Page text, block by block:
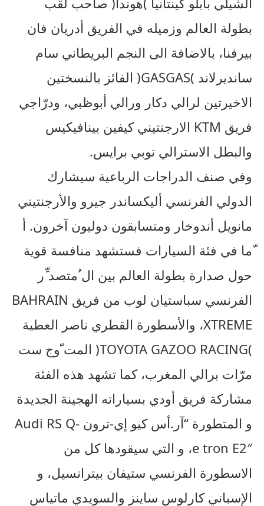
بطولة العالم وزميله في الفريق أدريان فان
بيرفنا، بالاضافة الى النجم البريطاني سام
سانديرلاند )GASGAS( الفائز بالنسختين
الاخيرتين لرالي دكار ورالي أبوظبي، ودرّاجي
فريق KTM الارجنتيني كيفين بينافيكيس
والبطل الاسترالي توبي برايس.
وفي صنف الدراجات الرباعية سيشارك
الدولي الفرنسي أليكساندر جيرو والأرجنتيني
مانويل أندوخار ومتسابقون دوليون آخرون. أ
ّما في فئة السيارات فستشهد منافسة قوية
حول صدارة بطولة العالم بين ال ُمتصد ِّر
الفرنسي سباستيان لوب من فريق BAHRAIN
XTREME، والأسطورة القطري ناصر العطية
)TOYOTA GAZOO RACING( المت ّوج ست
مرّات برالي المغرب، كما تشهد هذه الفئة
مشاركة فريق أودي بسياراته الهجينة الجديدة
و المتطورة “آر.أس كيو إي-ترون -Audi RS Q
e tron E2″، و التي سيقودها كل من
الاسطورة الفرنسي ستيفان بيترانسيل، و
الإسباني كارلوس ساينز والسويدي ماتياس